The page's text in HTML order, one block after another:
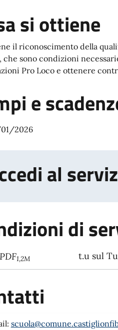
si ottiene
il riconoscimento della
che sono condizioni
Pro Loco e ottenere
e
2026
al
di
PDF1,2M t.u sul